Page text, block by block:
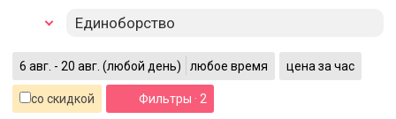
Единоборство
6 авг. - 20 авг. (любой день) любое время цена за час
со скидкой Фильтры · 2